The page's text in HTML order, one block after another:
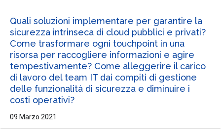
Quali soluzioni implementare per garantire la
sicurezza intrinseca di cloud pubblici e privati?
Come trasformare ogni touchpoint in una
risorsa per raccogliere informazioni e agire
tempestivamente? Come alleggerire il carico
di lavoro del team IT dai compiti di gestione
delle funzionalità di sicurezza e diminuire i
costi operativi?
09 Marzo 2021